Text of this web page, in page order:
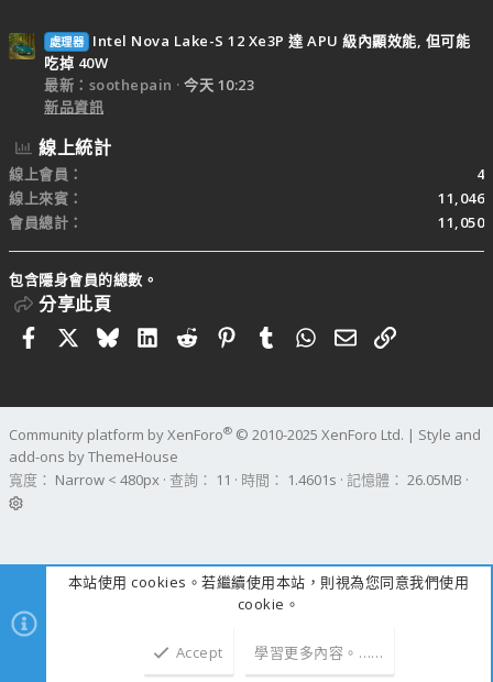
處理器
Intel Nova Lake-S 12 Xe3P 達 APU 級內顯效能, 但可能
吃掉 40W
最新：soothepain
今天 10:23
新品資訊
線上統計
線上會員
4
線上來賓
11,046
會員總計
11,050
包含隱身會員的總數。
分享此頁
FacebookBlueskyLinkedIn
RedditPinterestTumblrWhatsApp
電子郵件
連結
Community platform by XenForo® © 2010-2025 XenForo Ltd. | Style and
add-ons by ThemeHouse
寬度
查詢 11 時間 1.4601s 記憶體 26.05MB
本站使用 cookies。若繼續使用本站，則視為您同意我們使用
cookie。
Accept 學習更多內容。……